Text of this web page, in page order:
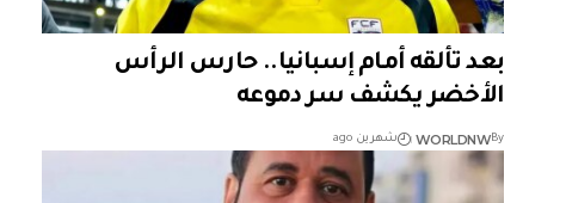
بعد تألقه أمام إسبانيا.. حارس الرأس
الأخضر يكشف سر دموعه
By
WORLDNW شهرين ago